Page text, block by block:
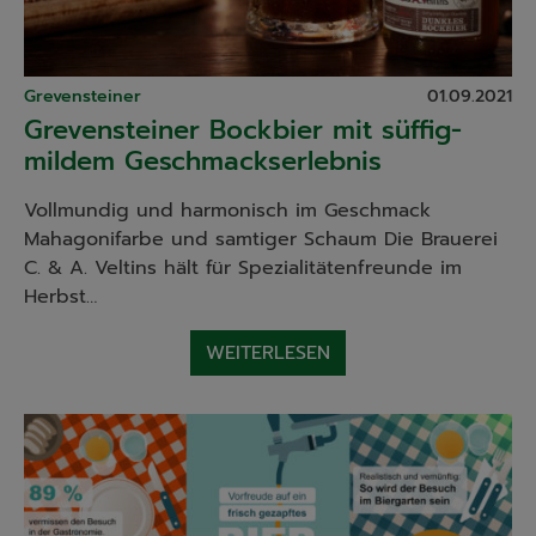
Grevensteiner 01.09.2021
Grevensteiner Bockbier mit süffig-
mildem Geschmackserlebnis
Vollmundig und harmonisch im Geschmack
Mahagonifarbe und samtiger Schaum Die Brauerei
C. & A. Veltins hält für Spezialitätenfreunde im
Herbst…
WEITERLESEN